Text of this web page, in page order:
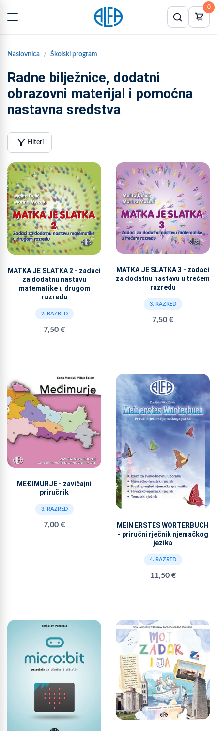
0
Naslovnica Školski program
Radne bilježnice, dodatni
obrazovni materijal i pomoćna
nastavna sredstva
filter_alt Filteri
MATKA JE SLATKA 2 - zadaci
za dodatnu nastavu
matematike u drugom
razredu
2. RAZRED
7,50 €
MATKA JE SLATKA 3 - zadaci
za dodatnu nastavu u trećem
razredu
3. RAZRED
7,50 €
MEĐIMURJE - zavičajni
priručnik
3. RAZRED
7,00 €
MEIN ERSTES WORTERBUCH
- priručni rječnik njemačkog
jezika
4. RAZRED
11,50 €